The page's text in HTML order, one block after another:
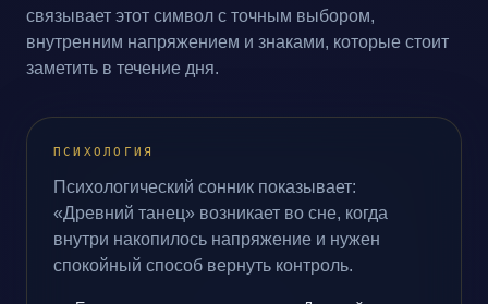
связывает этот символ с точным выбором,
внутренним напряжением и знаками, которые стоит
заметить в течение дня.
ПСИХОЛОГИЯ
Психологический сонник показывает:
«Древний танец» возникает во сне, когда
внутри накопилось напряжение и нужен
спокойный способ вернуть контроль.